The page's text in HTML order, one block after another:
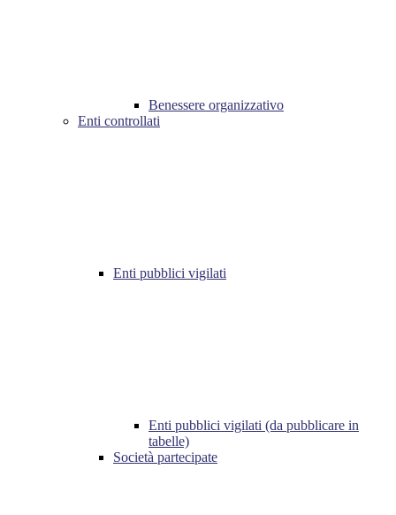
Benessere organizzativo
Enti controllati
Enti pubblici vigilati
Enti pubblici vigilati (da pubblicare in
tabelle)
Società partecipate